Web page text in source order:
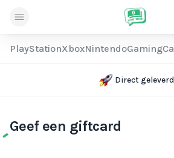
PlayStationXboxNintendoGaming
Direct geleverd
Geef een giftcard